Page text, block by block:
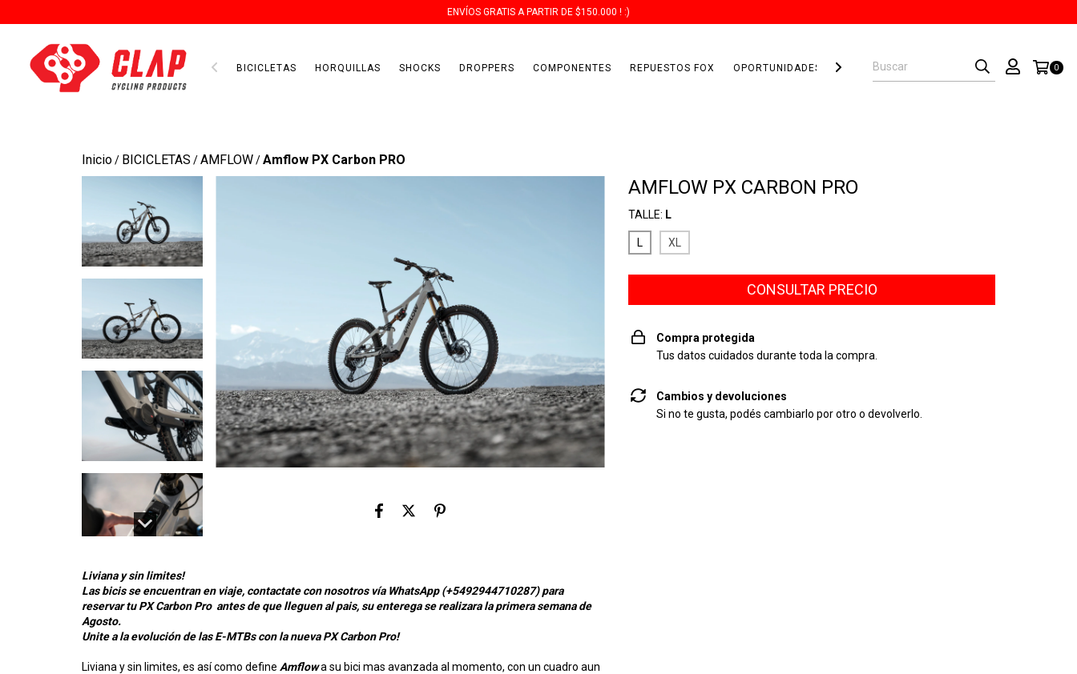
ENVÍOS GRATIS A PARTIR DE $150.000 ! :)
BICICLETAS HORQUILLAS SHOCKS DROPPERS COMPONENTES REPUESTOS FOX OPORTUNIDADES! PROTECCIONES 0
Inicio/ BICICLETAS /AMFLOW/Amflow PX Carbon PRO
Liviana y sin limites!
Las bicis se encuentran en viaje, contactate con nosotros vía WhatsApp (+5492944710287) para
reservar tu PX Carbon Pro antes de que lleguen al pais, su enterega se realizara la primera semana de
Agosto.
Unite a la evolución de las E-MTBs con la nueva PX Carbon Pro!
Liviana y sin limites, es así como define Amflowa su bici mas avanzada al momento, con un cuadro aun
AMFLOW PX CARBON PRO
TALLE: L
L XL
Compra protegida
Tus datos cuidados durante toda la compra.
Cambios y devoluciones
Si no te gusta, podés cambiarlo por otro o devolverlo.